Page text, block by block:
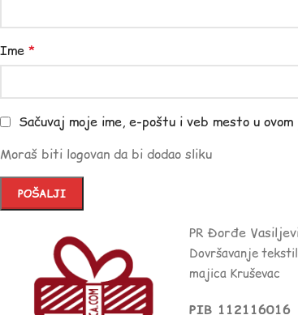
Ime *
Sačuvaj moje ime, e-poštu i veb mesto u
Moraš biti logovan da bi dodao sliku
PR Đorđe
Dovršavanje
majica Kruševac
PIB 112116016